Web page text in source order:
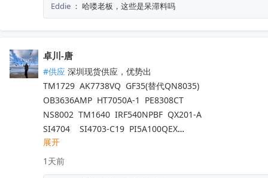
TP2124-SR	                   3PEAK（思瑞浦）
ATA663254-GBQW	           Microchip（美国微芯）
MB95F636KPMC-G-UNE2  赛普拉斯
Eddie ： 哈喽老板，这些是呆滞料吗
卓川-唐
#供应 深圳现货供应，优势出
TM1729  AK7738VQ  GF35(替代QN8035)
OB3636AMP  HT7050A-1  PE8308CT
NS8002  TM1640  IRF540NPBF  QX201-A
SI4704    SI4703-C19  PI5A100QEX
NCV8402ASTT1G  AW9967DNR  IRFB4227
TM1650  TM2312  TDA7576B  CD1517CP
TL494IDR  SI4755  BD37033FV-ME2
展开
1天前